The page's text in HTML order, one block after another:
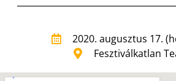
2020. augusztus 17.
Fesztiválkatlan